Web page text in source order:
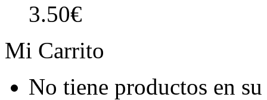
3.50€
Mi Carrito
No tiene productos en